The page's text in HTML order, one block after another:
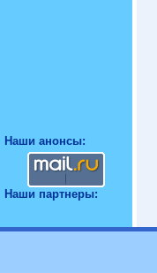
Наши анонсы:
Наши партнеры: